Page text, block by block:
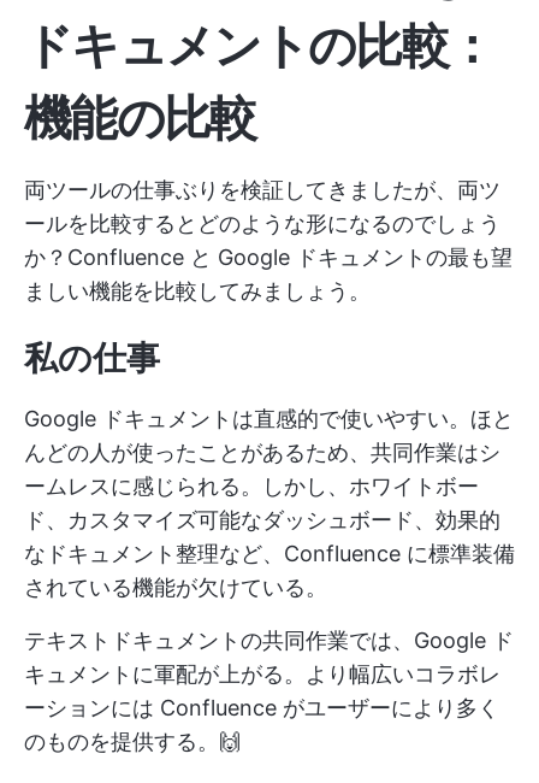
ドキュメントの比較：
機能の比較
両ツールの仕事ぶりを検証してきましたが、両ツ
ールを比較するとどのような形になるのでしょう
か？Confluence と Google ドキュメントの最も望
ましい機能を比較してみましょう。
私の仕事
Google ドキュメントは直感的で使いやすい。ほと
んどの人が使ったことがあるため、共同作業はシ
ームレスに感じられる。しかし、ホワイトボー
ド、カスタマイズ可能なダッシュボード、効果的
なドキュメント整理など、Confluence に標準装備
されている機能が欠けている。
テキストドキュメントの共同作業では、Google ド
キュメントに軍配が上がる。より幅広いコラボレ
ーションには Confluence がユーザーにより多く
のものを提供する。🙌